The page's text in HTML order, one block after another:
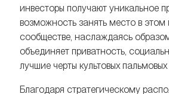
инвесторы получают уникальное
возможность занять место в
сообществе, наслаждаясь
объединяет приватность,
лучшие черты культовых
Благодаря стратегическому